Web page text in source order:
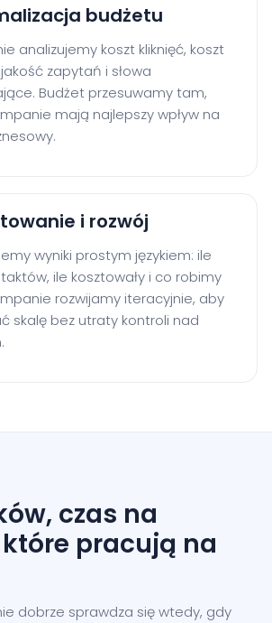
budżetu
analizujemy koszt kliknięć, koszt
zapytań i słowa
Budżet przesuwamy tam,
mają najlepszy wpływ na
i rozwój
wyniki prostym językiem: ile
ile kosztowały i co robimy
rozwijamy iteracyjnie, aby
skalę bez utraty kontroli nad
czas na
pracują na
dobrze sprawdza się wtedy, gdy